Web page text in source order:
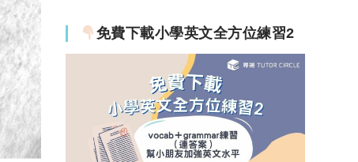
免費下載小學英文全方位練習2